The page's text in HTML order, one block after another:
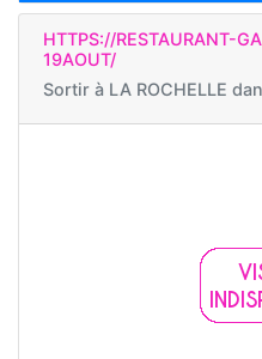
HTTPS://RESTAURANT-
19AOUT/
Sortir à LA ROCHELLE